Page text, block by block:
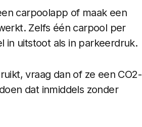
carpoolapp of maak een
Zelfs één carpool per
in uitstoot als in parkeerdruk.
vraag dan of ze een CO2-
dat inmiddels zonder